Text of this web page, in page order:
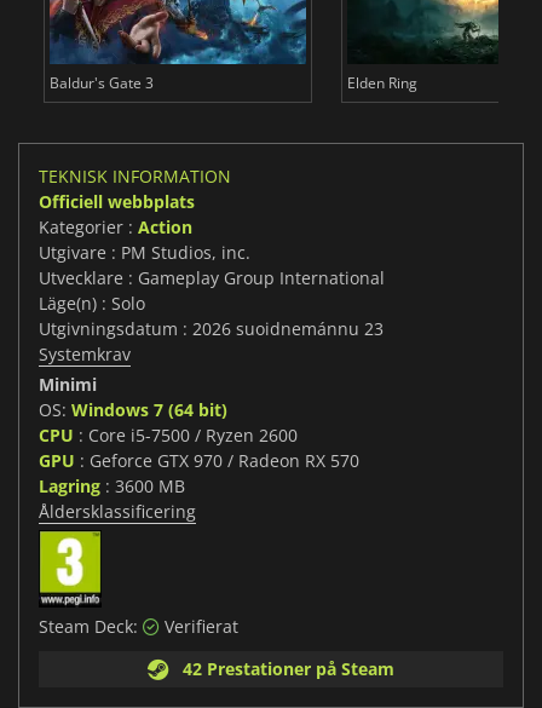
Baldur's Gate 3 Elden Ring
TEKNISK INFORMATION
Officiell webbplats
Kategorier : Action
Utgivare : PM Studios, inc.
Utvecklare : Gameplay Group International
Läge(n) : Solo
Utgivningsdatum : 2026 suoidnemánnu 23
Systemkrav
Minimi
OS: Windows 7 (64 bit)
CPU : Core i5-7500 / Ryzen 2600
GPU : Geforce GTX 970 / Radeon RX 570
Lagring : 3600 MB
Åldersklassificering
Steam Deck:
Verifierat
42 Prestationer på Steam